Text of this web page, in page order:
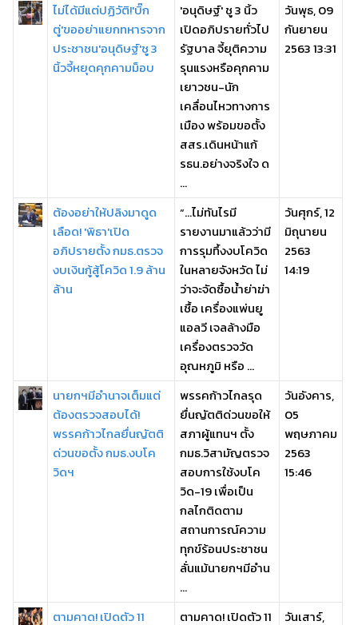
ไม่ได้มีแต่ปฏิวัติ!'บิ๊ก
ตู่'ขออย่าแยกทหารจาก
ประชาชน'อนุดิษฐ์'ชู 3
นิ้วจี้หยุดคุกคามม็อบ
'อนุดิษฐ์' ชู 3 นิ้ว
เปิดอภิปรายทั่วไป
รัฐบาล จี้ยุติความ
รุนแรงหรือคุกคาม
เยาวชน-นัก
เคลื่อนไหวทางการ
เมือง พร้อมขอตั้ง
สสร.เดินหน้าแก้
รธน.อย่างจริงใจ ด
...
วันพุธ, 09
กันยายน
2563 13:31
ต้องอย่าให้ปลิงมาดูด
เลือด! 'พิธา'เปิด
อภิปรายตั้ง กมธ.ตรวจ
งบเงินกู้สู้โควิด 1.9 ล้าน
ล้าน
“...ไม่ทันไรมี
รายงานมาแล้วว่ามี
การรุมทึ้งงบโควิด
ในหลายจังหวัด ไม่
ว่าจะจัดซื้อน้ำย่าฆ่า
เชื้อ เครื่องแพ่นยู
แอลวี เจลล้างมือ
เครื่องตรวจวัด
อุณหภูมิ หรือ ...
วันศุกร์, 12
มิถุนายน
2563
14:19
นายกฯมีอำนาจเต็มแต่
ต้องตรวจสอบได้!
พรรคก้าวไกลยื่นญัตติ
ด่วนขอตั้ง กมธ.งบโค
วิดฯ
พรรคก้าวไกลรุด
ยื่นญัตติด่วนขอให้
สภาผู้แทนฯ ตั้ง
กมธ.วิสามัญตรวจ
สอบการใช้งบโค
วิด-19 เพื่อเป็น
กลไกติดตาม
สถานการณ์ความ
ทุกข์ร้อนประชาชน
ลั่นแม้นายกฯมีอำน
...
วันอังคาร,
05
พฤษภาคม
2563
15:46
ตามคาด! เปิดตัว 11
ตามคาด! เปิดตัว 11
วันเสาร์,